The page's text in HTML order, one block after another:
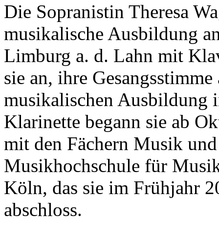
Die Sopranistin Theresa
musikalische Ausbildung
Limburg a. d. Lahn mit
sie an, ihre
musikalischen Ausbildung
Klarinette begann sie ab
mit den Fächern Musik
Musikhochschule für
Köln, das sie im Frühjahr
abschloss.